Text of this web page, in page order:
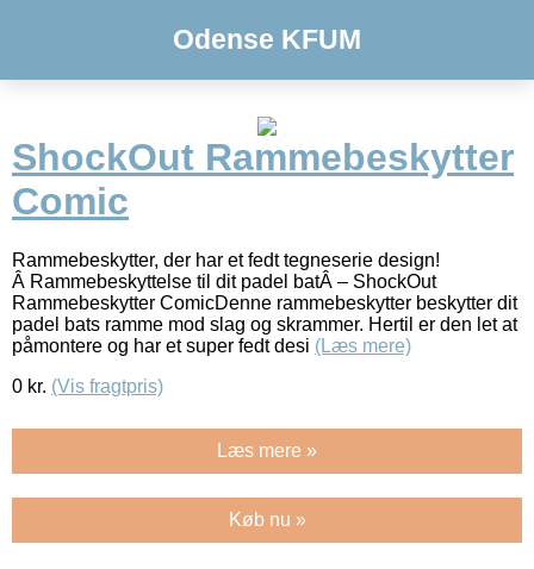
Odense KFUM
ShockOut Rammebeskytter
Comic
Rammebeskytter, der har et fedt tegneserie design!
Â Rammebeskyttelse til dit padel batÂ – ShockOut
Rammebeskytter ComicDenne rammebeskytter beskytter dit
padel bats ramme mod slag og skrammer. Hertil er den let at
påmontere og har et super fedt desi (Læs mere)
0 kr. (Vis fragtpris)
Læs mere »
Køb nu »